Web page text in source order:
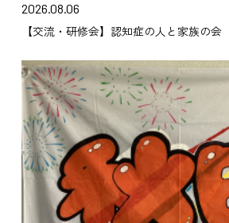
2026.08.06
【交流・研修会】認知症の人と家族の会